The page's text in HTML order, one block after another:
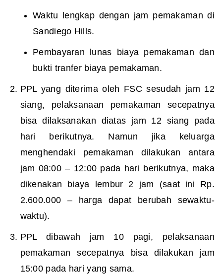
Waktu lengkap dengan jam pemakaman di
Sandiego Hills.
Pembayaran lunas biaya pemakaman dan
bukti tranfer biaya pemakaman.
PPL yang diterima oleh FSC sesudah jam 12
siang, pelaksanaan pemakaman secepatnya
bisa dilaksanakan diatas jam 12 siang pada
hari berikutnya. Namun jika keluarga
menghendaki pemakaman dilakukan antara
jam 08:00 – 12:00 pada hari berikutnya, maka
dikenakan biaya lembur 2 jam (saat ini Rp.
2.600.000 – harga dapat berubah sewaktu-
waktu).
PPL dibawah jam 10 pagi, pelaksanaan
pemakaman secepatnya bisa dilakukan jam
15:00 pada hari yang sama.